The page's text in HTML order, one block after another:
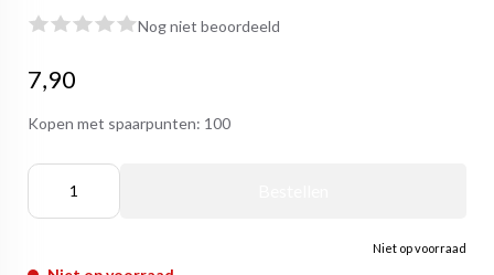
Nog niet beoordeeld
7,90
Kopen met spaarpunten: 100
Niet op voorraad